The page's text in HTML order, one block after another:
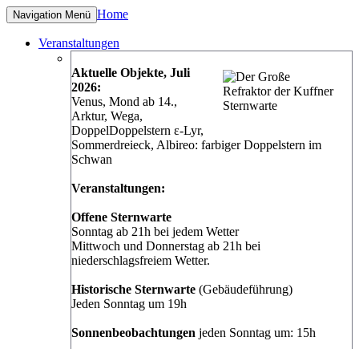
Navigation Menü Home
Veranstaltungen
Aktuelle Objekte, Juli
2026:
Venus, Mond ab 14.,
Arktur, Wega,
DoppelDoppelstern ε-Lyr,
Sommerdreieck, Albireo: farbiger Doppelstern im
Schwan
Veranstaltungen:
Offene Sternwarte
Sonntag ab 21h bei jedem Wetter
Mittwoch und Donnerstag ab 21h bei
niederschlagsfreiem Wetter.
Historische Sternwarte (Gebäudeführung)
Jeden Sonntag um 19h
Sonnenbeobachtungen jeden Sonntag um: 15h